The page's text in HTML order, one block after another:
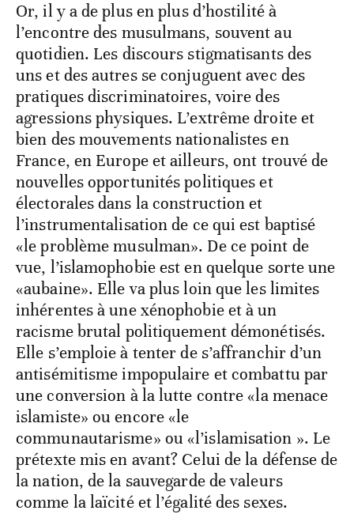
Or, il y a de plus en plus d’hostilité à
l’encontre des musulmans, souvent au
quotidien. Les discours stigmatisants des
uns et des autres se conjuguent avec des
pratiques discriminatoires, voire des
agressions physiques. L’extrême droite et
bien des mouvements nationalistes en
France, en Europe et ailleurs, ont trouvé de
nouvelles opportunités politiques et
électorales dans la construction et
l’instrumentalisation de ce qui est baptisé
«le problème musulman». De ce point de
vue, l’islamophobie est en quelque sorte une
«aubaine». Elle va plus loin que les limites
inhérentes à une xénophobie et à un
racisme brutal politiquement démonétisés.
Elle s’emploie à tenter de s’affranchir d’un
antisémitisme impopulaire et combattu par
une conversion à la lutte contre «la menace
islamiste» ou encore «le
communautarisme» ou «l’islamisation ». Le
prétexte mis en avant? Celui de la défense de
la nation, de la sauvegarde de valeurs
comme la laïcité et l’égalité des sexes.